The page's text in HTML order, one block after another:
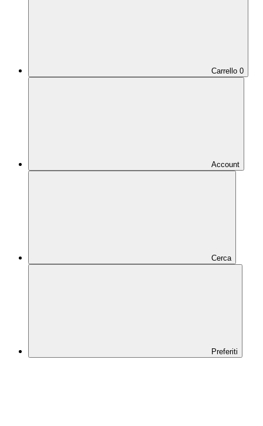
Carrello 0
Account
Cerca
Preferiti